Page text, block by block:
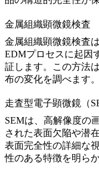
金属組織顕微鏡検査
金属組織顕微鏡検査
EDMプロセスに起因
証します。この方法
布の変化を調べます。
走査型電子顕微鏡（
SEMは、高解像度の
された表面欠陥や潜
表面完全性の詳細な
性のある特徴を明ら